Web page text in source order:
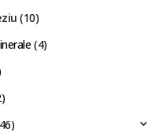
(10)
(4)